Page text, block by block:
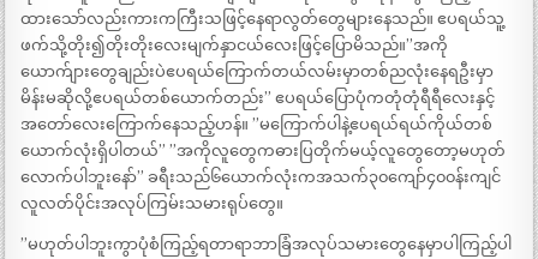
ထားသော်လည်းကားကကြီးသဖြင့်နေရာလွတ်တွေများနေသည်။ ဧပရယ်သူ့
ဖက်သို့တိုး၍တိုးတိုးလေးမျက်နှာငယ်လေးဖြင့်ပြောမိသည်။”အကို
ယောက်ျားတွေချည်းပဲဧပရယ်ကြောက်တယ်လမ်းမှာတစ်ညလုံးနေရဦးမှာ
မိန်းမဆိုလို့ဧပရယ်တစ်ယောက်တည်း” ဧပရယ်ပြောပုံကတုံတုံရီရီလေးနှင့်
အတော်လေးကြောက်နေသည့်ဟန်။ ”မကြောက်ပါနဲ့ဧပရယ်ရယ်ကိုယ်တစ်
ယောက်လုံးရှိပါတယ်” ”အကိုလူတွေကဓားပြတိုက်မယ့်လူတွေတော့မဟုတ်
လောက်ပါဘူးနော်” ခရီးသည်၆ယောက်လုံးကအသက်၃၀ကျော်၄၀၀န်းကျင်
လူလတ်ပိုင်းအလုပ်ကြမ်းသမားရုပ်တွေ။
”မဟုတ်ပါဘူးကွာပုံစံကြည့်ရတာရာဘာခြံအလုပ်သမားတွေနေမှာပါကြည့်ပါ